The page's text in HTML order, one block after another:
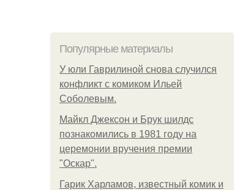
Популярные материалы
У юли Гаврилиной снова случился
конфликт с комиком Ильей
Соболевым.
Майкл Джексон и Брук шилдс
познакомились в 1981 году на
церемонии вручения премии
"Оскар".
Гарик Харламов, известный комик и